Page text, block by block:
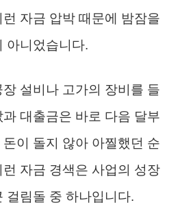
자금 압박 때문에 밤잠을
아니었습니다.
설비나 고가의 장비를 들
대출금은 바로 다음 달부
이 돌지 않아 아찔했던 순
자금 경색은 사업의 성장
걸림돌 중 하나입니다.